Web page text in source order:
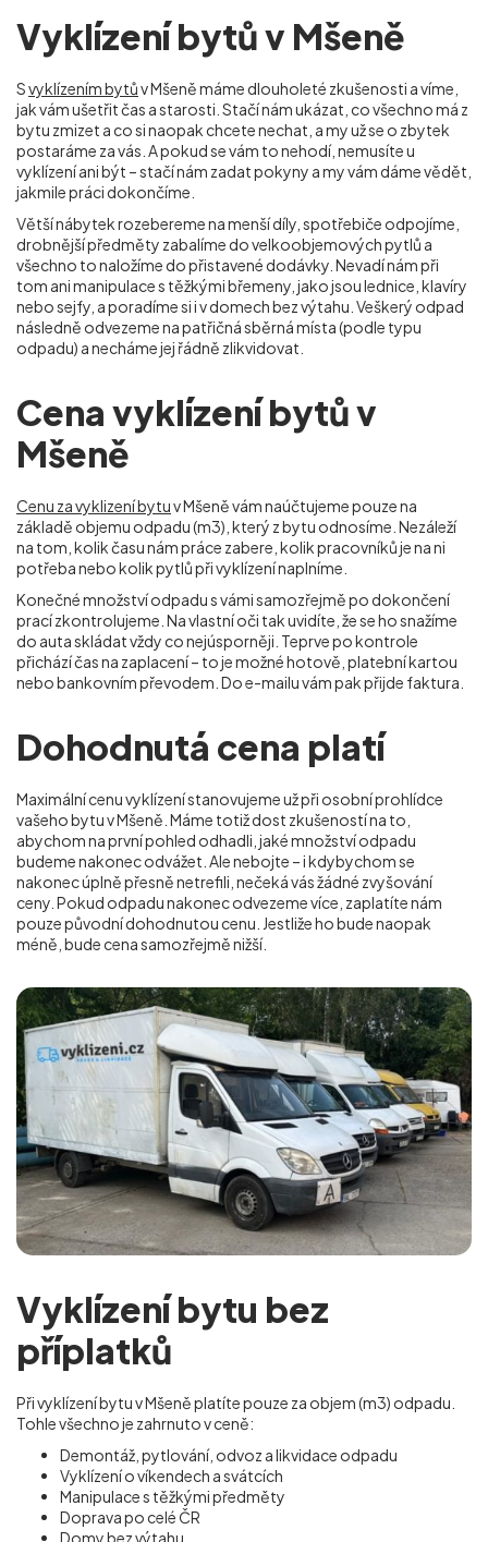
Vyklízení bytů v Mšeně
Svyklízením bytův Mšeně máme dlouholeté zkušenosti a víme,
jak vám ušetřit čas a starosti. Stačí nám ukázat, co všechno má z
bytu zmizet a co si naopak chcete nechat, a my už se o zbytek
postaráme za vás. A pokud se vám to nehodí, nemusíte u
vyklízení ani být – stačí nám zadat pokyny a my vám dáme vědět,
jakmile práci dokončíme.
Větší nábytek rozebereme na menší díly, spotřebiče odpojíme,
drobnější předměty zabalíme do velkoobjemových pytlů a
všechno to naložíme do přistavené dodávky. Nevadí nám při
tom ani manipulace s těžkými břemeny, jako jsou lednice, klavíry
nebo sejfy, a poradíme si i v domech bez výtahu. Veškerý odpad
následně odvezeme na patřičná sběrná místa (podle typu
odpadu) a necháme jej řádně zlikvidovat.
Cena vyklízení bytů v
Mšeně
Cenu za vyklizení bytuv Mšeně vám naúčtujeme pouze na
základě objemu odpadu (m3), který z bytu odnosíme. Nezáleží
na tom, kolik času nám práce zabere, kolik pracovníků je na ni
potřeba nebo kolik pytlů při vyklízení naplníme.
Konečné množství odpadu s vámi samozřejmě po dokončení
prací zkontrolujeme. Na vlastní oči tak uvidíte, že se ho snažíme
do auta skládat vždy co nejúsporněji. Teprve po kontrole
přichází čas na zaplacení – to je možné hotově, platební kartou
nebo bankovním převodem. Do e-mailu vám pak přijde faktura.
Dohodnutá cena platí
Maximální cenu vyklízení stanovujeme už při osobní prohlídce
vašeho bytu v Mšeně. Máme totiž dost zkušeností na to,
abychom na první pohled odhadli, jaké množství odpadu
budeme nakonec odvážet. Ale nebojte – i kdybychom se
nakonec úplně přesně netrefili, nečeká vás žádné zvyšování
ceny. Pokud odpadu nakonec odvezeme více, zaplatíte nám
pouze původní dohodnutou cenu. Jestliže ho bude naopak
méně, bude cena samozřejmě nižší.
Vyklízení bytu bez
příplatků
Při vyklízení bytu v Mšeně platíte pouze za objem (m3) odpadu.
Tohle všechno je zahrnuto v ceně:
Demontáž, pytlování, odvoz a likvidace odpadu
Vyklízení o víkendech a svátcích
Manipulace s těžkými předměty
Doprava po celé ČR
Domy bez výtahu